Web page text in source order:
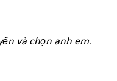
và chọn anh em.